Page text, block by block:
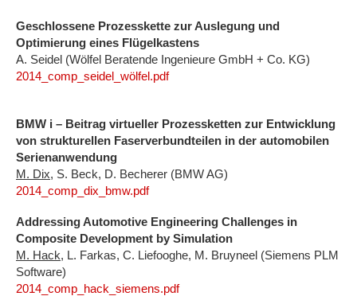
Geschlossene Prozesskette zur Auslegung und
Optimierung eines Flügelkastens
A. Seidel (Wölfel Beratende Ingenieure GmbH + Co. KG)
2014_comp_seidel_wölfel.pdf
BMW i – Beitrag virtueller Prozessketten zur Entwicklung
von strukturellen Faserverbundteilen in der automobilen
Serienanwendung
M. Dix, S. Beck, D. Becherer (BMW AG)
2014_comp_dix_bmw.pdf
Addressing Automotive Engineering Challenges in
Composite Development by Simulation
M. Hack, L. Farkas, C. Liefooghe, M. Bruyneel (Siemens PLM
Software)
2014_comp_hack_siemens.pdf